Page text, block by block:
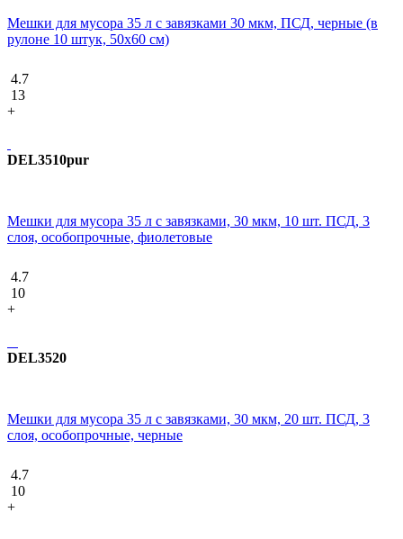
Мешки для мусора 35 л с завязками 30 мкм, ПСД, черные (в
рулоне 10 штук, 50х60 см)
4.7
13
+
DEL3510pur
Мешки для мусора 35 л с завязками, 30 мкм, 10 шт. ПСД, 3
слоя, особопрочные, фиолетовые
4.7
10
+
DEL3520
Мешки для мусора 35 л с завязками, 30 мкм, 20 шт. ПСД, 3
слоя, особопрочные, черные
4.7
10
+